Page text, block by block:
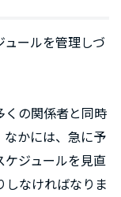
ールを管理しづ
くの関係者と同時
なかには、急に予
ジュールを見直
しなければなりま